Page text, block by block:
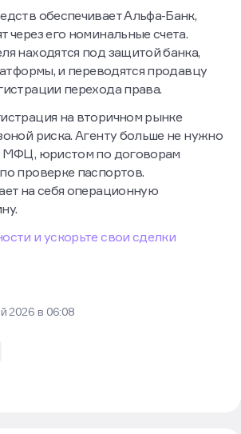
обеспечивает Альфа-Банк,
через его номинальные счета.
находятся под защитой банка,
и переводятся продавцу
перехода права.
на вторичном рынке
риска. Агенту больше не нужно
МФЦ, юристом по договорам
проверке паспортов.
на себя операционную
и ускорьте свои сделки
2026 в 06:08